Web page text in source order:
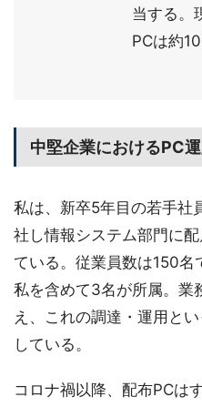
当する。
PCは約
中堅企業におけるPC
私は、新卒5年目の若手社
社し情報システム部門に
ている。従業員数は150名
私を含めて3名が所属。業
え、これの調達・運用と
している。
コロナ禍以降、配布PCは